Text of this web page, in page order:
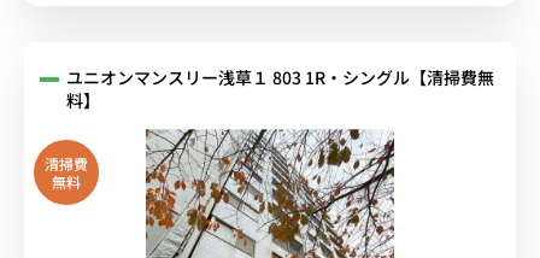
ユニオンマンスリー浅草１ 803 1R・シングル【清掃費無
料】
清掃費
無料